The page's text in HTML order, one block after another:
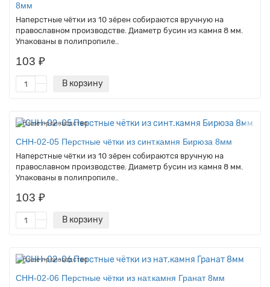
8мм
Наперстные чётки из 10 зёрен собираются вручную на
православном производстве. Диаметр бусин из камня 8 мм.
Упакованы в полипропиле..
103 ₽
В корзину
Наше производство
CHH-02-05 Перстные чётки из синт.камня Бирюза 8мм
Наперстные чётки из 10 зёрен собираются вручную на
православном производстве. Диаметр бусин из камня 8 мм.
Упакованы в полипропиле..
103 ₽
В корзину
Наше производство
CHH-02-06 Перстные чётки из нат.камня Гранат 8мм